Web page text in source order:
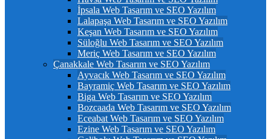
İpsala Web Tasarım ve SEO Yazılım
Lalapaşa Web Tasarım ve SEO Yazılım
Keşan Web Tasarım ve SEO Yazılım
Süloğlu Web Tasarım ve SEO Yazılım
Meriç Web Tasarım ve SEO Yazılım
Çanakkale Web Tasarım ve SEO Yazılım
Ayvacık Web Tasarım ve SEO Yazılım
Bayramiç Web Tasarım ve SEO Yazılım
Biga Web Tasarım ve SEO Yazılım
Bozcaada Web Tasarım ve SEO Yazılım
Eceabat Web Tasarım ve SEO Yazılım
Ezine Web Tasarım ve SEO Yazılım